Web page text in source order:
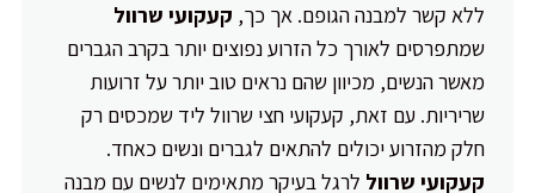
ללא קשר למבנה הגופם. אך כך, קעקועי שרוול
שמתפרסים לאורך כל הזרוע נפוצים יותר בקרב הגברים
מאשר הנשים, מכיוון שהם נראים טוב יותר על זרועות
שריריות. עם זאת, קעקועי חצי שרוול ליד שמכסים רק
חלק מהזרוע יכולים להתאים לגברים ונשים כאחד.
קעקועי שרוול לרגל בעיקר מתאימים לנשים עם מבנה